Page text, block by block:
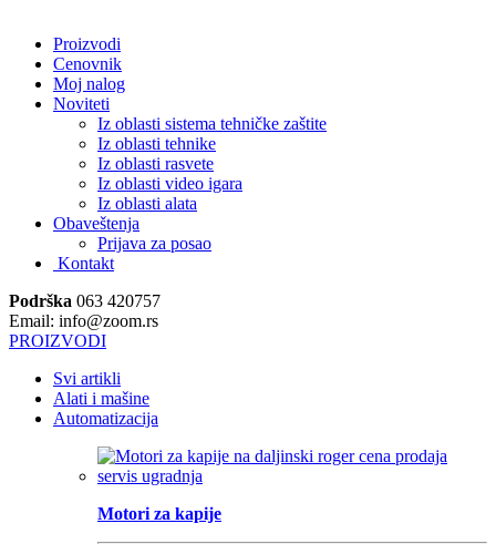
Proizvodi
Cenovnik
Moj nalog
Noviteti
Iz oblasti sistema tehničke zaštite
Iz oblasti tehnike
Iz oblasti rasvete
Iz oblasti video igara
Iz oblasti alata
Obaveštenja
Prijava za posao
Kontakt
Podrška 063 420757
Email: info@zoom.rs
PROIZVODI
Svi artikli
Alati i mašine
Automatizacija
Motori za kapije